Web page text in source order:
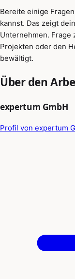
Bereite einige
kannst. Das zeigt
Unternehmen. Frage
Projekten oder den
bewältigt.
Über den
expertum GmbH
Profil von expertum